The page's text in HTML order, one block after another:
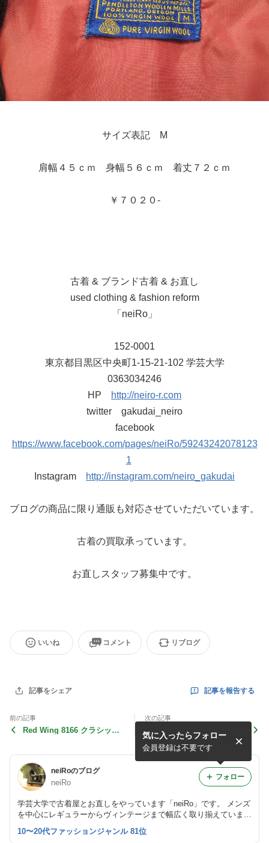
サイズ表記 M
肩幅４５ｃｍ 身幅５６ｃｍ 着丈７２ｃｍ
￥７０２０-
古着 & ブランド古着 & お直し
used clothing & fashion reform
「neiRo」
152-0001
東京都目黒区中央町1-15-21-102 学芸大学
0363034246
HP
http://neiro-r.com
twitter gakudai_neiro
facebook
https://www.facebook.com/pages/neiRo/59243242078123
1
Instagram
http://instagram.com/neiro_gakudai
ブログの商品に限り通販も対応させていただいています。
古着の買取承っています。
お直しスタッフ募集中です。
いいね コメント リブログ
記事をシェア 記事を報告する
前の記事
Red Wing 8166 クラシック
次の記事
90's ALPHA INDUSTRIES
MA-1
neiRoのブログ
neiRo
学芸大学で古着屋とお直しをやっています「neiRo」です。 メンズ
を中心にレギュラーからヴィンテージまで幅広く取り揃えていま
ろしくお願いします。
気に入ったらフォロー
会員登録は不要です
フォロー
10〜20代ファッションジャンル 81位